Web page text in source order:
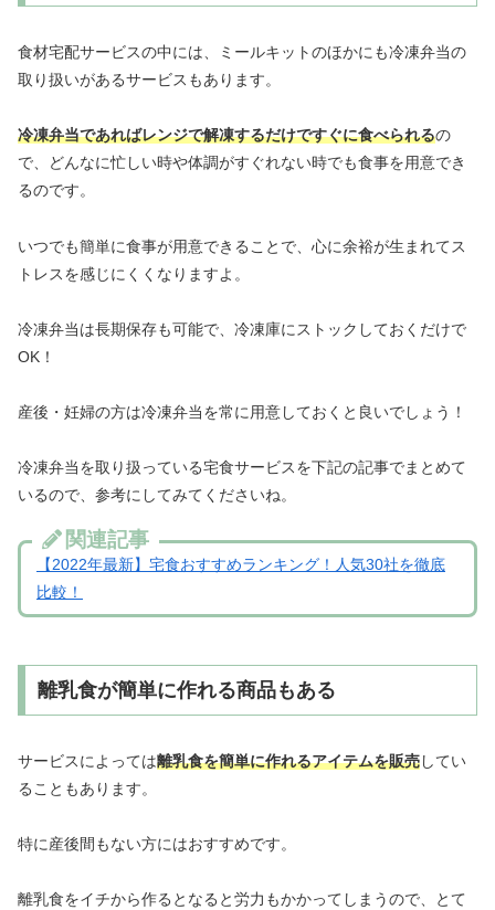
食材宅配サービスの中には、ミールキットのほかにも冷凍弁当の
取り扱いがあるサービスもあります。
冷凍弁当であればレンジで解凍するだけですぐに食べられるの
で、どんなに忙しい時や体調がすぐれない時でも食事を用意でき
るのです。
いつでも簡単に食事が用意できることで、心に余裕が生まれてス
トレスを感じにくくなりますよ。
冷凍弁当は長期保存も可能で、冷凍庫にストックしておくだけで
OK！
産後・妊婦の方は冷凍弁当を常に用意しておくと良いでしょう！
冷凍弁当を取り扱っている宅食サービスを下記の記事でまとめて
いるので、参考にしてみてくださいね。
関連記事
【2022年最新】宅食おすすめランキング！人気30社を徹底
比較！
離乳食が簡単に作れる商品もある
サービスによっては離乳食を簡単に作れるアイテムを販売してい
ることもあります。
特に産後間もない方にはおすすめです。
離乳食をイチから作るとなると労力もかかってしまうので、とて